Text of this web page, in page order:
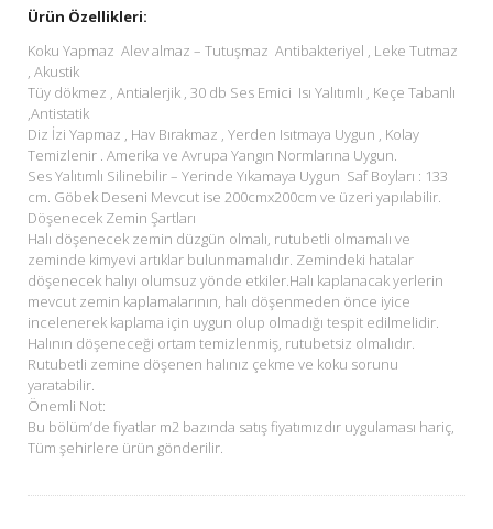
Ürün Özellikleri:
Koku Yapmaz Alev almaz – Tutuşmaz Antibakteriyel , Leke Tutmaz
, Akustik
Tüy dökmez , Antialerjik , 30 db Ses Emici Isı Yalıtımlı , Keçe Tabanlı
,Antistatik
Diz İzi Yapmaz , Hav Bırakmaz , Yerden Isıtmaya Uygun , Kolay
Temizlenir . Amerika ve Avrupa Yangın Normlarına Uygun.
Ses Yalıtımlı Silinebilir – Yerinde Yıkamaya Uygun Saf Boyları : 133
cm. Göbek Deseni Mevcut ise 200cmx200cm ve üzeri yapılabilir.
Döşenecek Zemin Şartları
Halı döşenecek zemin düzgün olmalı, rutubetli olmamalı ve
zeminde kimyevi artıklar bulunmamalıdır. Zemindeki hatalar
döşenecek halıyı olumsuz yönde etkiler.Halı kaplanacak yerlerin
mevcut zemin kaplamalarının, halı döşenmeden önce iyice
incelenerek kaplama için uygun olup olmadığı tespit edilmelidir.
Halının döşeneceği ortam temizlenmiş, rutubetsiz olmalıdır.
Rutubetli zemine döşenen halınız çekme ve koku sorunu
yaratabilir.
Önemli Not:
Bu bölüm’de fiyatlar m2 bazında satış fiyatımızdır uygulaması hariç,
Tüm şehirlere ürün gönderilir.